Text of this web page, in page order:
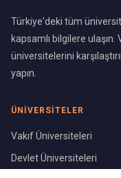
Türkiye'deki tüm
kapsamlı bilgilere ulaşın.
üniversitelerini
yapın.
ÜNIVERSITELER
Vakıf Üniversiteleri
Devlet Üniversiteleri